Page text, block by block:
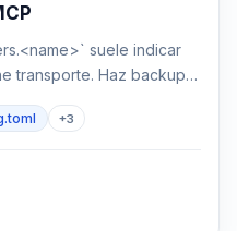
suele indicar
transporte. Haz backup,
+3